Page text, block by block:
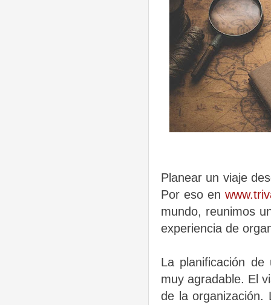
Planear un viaje
Por eso en
mundo, reunimos
experiencia de
La planificación
muy agradable. El
de la organización.